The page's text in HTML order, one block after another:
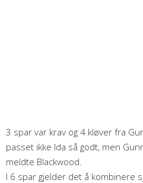
3 spar var krav og 4 kløver fra
passet ikke Ida så godt, men
meldte Blackwood.
I 6 spar gjelder det å kombinere